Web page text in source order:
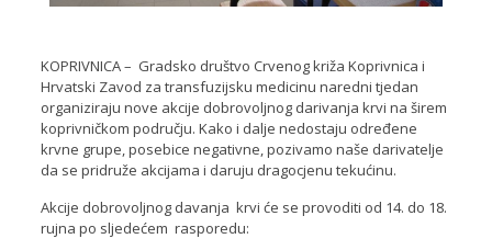
KOPRIVNICA – Gradsko društvo Crvenog križa Koprivnica i
Hrvatski Zavod za transfuzijsku medicinu naredni tjedan
organiziraju nove akcije dobrovoljnog darivanja krvi na širem
koprivničkom području. Kako i dalje nedostaju određene
krvne grupe, posebice negativne, pozivamo naše darivatelje
da se pridruže akcijama i daruju dragocjenu tekućinu.
Akcije dobrovoljnog davanja krvi će se provoditi od 14. do 18.
rujna po sljedećem rasporedu: